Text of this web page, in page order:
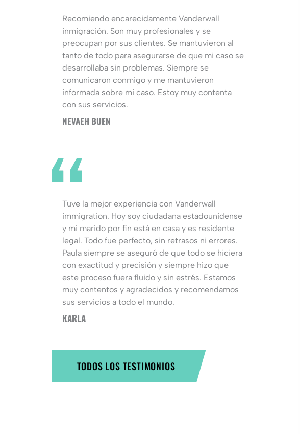
Recomiendo encarecidamente Vanderwall
inmigración. Son muy profesionales y se
preocupan por sus clientes. Se mantuvieron al
tanto de todo para asegurarse de que mi caso se
desarrollaba sin problemas. Siempre se
comunicaron conmigo y me mantuvieron
informada sobre mi caso. Estoy muy contenta
con sus servicios.
NEVAEH BUEN
Tuve la mejor experiencia con Vanderwall
immigration. Hoy soy ciudadana estadounidense
y mi marido por fin está en casa y es residente
legal. Todo fue perfecto, sin retrasos ni errores.
Paula siempre se aseguró de que todo se hiciera
con exactitud y precisión y siempre hizo que
este proceso fuera fluido y sin estrés. Estamos
muy contentos y agradecidos y recomendamos
sus servicios a todo el mundo.
KARLA
TODOS LOS TESTIMONIOS